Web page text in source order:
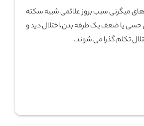
میگرنی سبب بروز علائمی شبیه سکته
حسی یا ضعف یک طرفه بدن،اختلال دید و
تکلم گذرا می شوند.